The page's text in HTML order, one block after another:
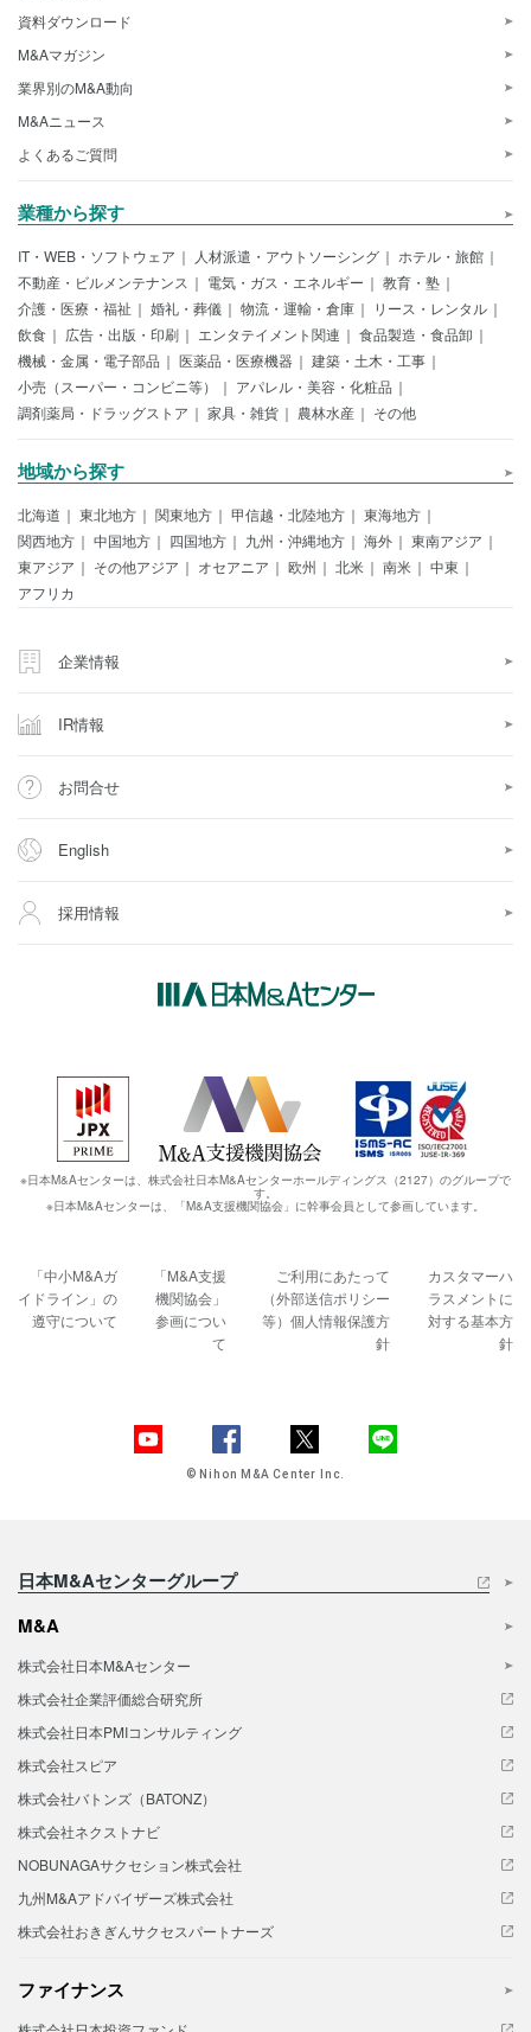
資料ダウンロード
M&Aマガジン
業界別のM&A動向
M&Aニュース
よくあるご質問
業種から探す
IT・WEB・ソフトウェア 人材派遣・アウトソーシング
ホテル・旅館
不動産・ビルメンテナンス
電気・ガス・エネルギー
教育・塾
介護・医療・福祉
婚礼・葬儀 物流・運輸・倉庫
リース・レンタル
飲食
広告・出版・印刷 エンタテイメント関連
食品製造・食品卸
機械・金属・電子部品
医薬品・医療機器
建築・土木・工事
小売（スーパー・コンビニ等）
アパレル・美容・化粧品
調剤薬局・ドラッグストア
家具・雑貨 農林水産 その他
地域から探す
北海道 東北地方 関東地方 甲信越・北陸地方
東海地方
関西地方
中国地方 四国地方 九州・沖縄地方 海外
東南アジア
東アジア
その他アジア オセアニア 欧州 北米 南米
中東
アフリカ
企業情報
IR情報
お問合せ
English
採用情報
※日本M&Aセンターは、株式会社日本M&Aセンターホールディングス（2127）のグループで
す。
※日本M&Aセンターは、「M&A支援機関協会」に幹事会員として参画しています。
「中小M&Aガ
イドライン」の
遵守について
「M&A支援
機関協会」
参画につい
て
ご利用にあたって
（外部送信ポリシー
等）個人情報保護方
針
カスタマーハ
ラスメントに
対する基本方
針
© Nihon M&A Center Inc.
日本M&Aセンターグループ
M&A
株式会社日本M&Aセンター
株式会社企業評価総合研究所
株式会社日本PMIコンサルティング
株式会社スピア
株式会社バトンズ（BATONZ）
株式会社ネクストナビ
NOBUNAGAサクセション株式会社
九州M&Aアドバイザーズ株式会社
株式会社おきぎんサクセスパートナーズ
ファイナンス